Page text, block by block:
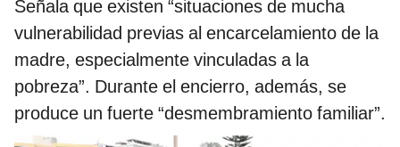
Señala que existen “situaciones de mucha
vulnerabilidad previas al encarcelamiento de la
madre, especialmente vinculadas a la
pobreza”. Durante el encierro, además, se
produce un fuerte “desmembramiento familiar”.